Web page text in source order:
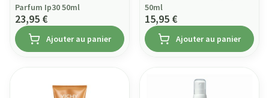
Parfum Ip30 50ml
23,95 €
Ajouter au panier
50ml
15,95 €
Ajouter au panier